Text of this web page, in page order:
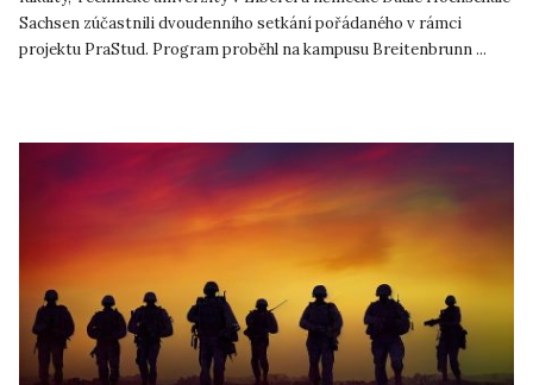
Sachsen zúčastnili dvoudenního setkání pořádaného v rámci
projektu PraStud. Program proběhl na kampusu Breitenbrunn ...